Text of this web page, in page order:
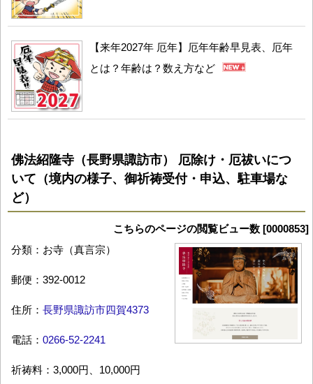
【来年2027年 厄年】厄年年齢早見表、厄年
とは？年齢は？数え方など
佛法紹隆寺（長野県諏訪市） 厄除け・厄祓いにつ
いて（境内の様子、御祈祷受付・申込、駐車場な
ど）
こちらのページの閲覧ビュー数 [0000853]
分類：お寺（真言宗）
郵便：392-0012
住所： 長野県諏訪市四賀4373
電話： 0266-52-2241
祈祷料：3,000円、10,000円